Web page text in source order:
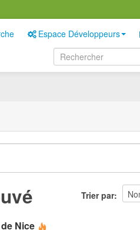
Espace Développeurs
Trier par
Nice